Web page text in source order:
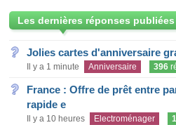
Les dernières réponses publiées
Jolies cartes d'anniversaire
Il y a 1 minute Anniversaire 396
France : Offre de prêt entre
rapide e
Il y a 10 heures Electroménager